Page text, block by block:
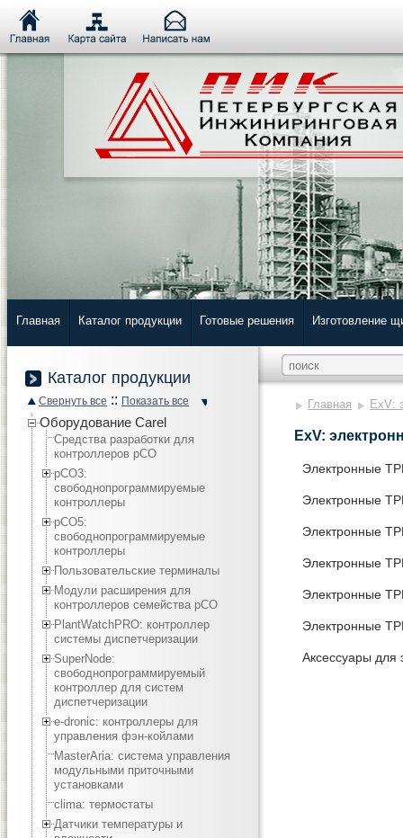
Главная Каталог продукции Готовые решения Изготовление
Каталог продукции
Свернуть все :: Показать все
Оборудование Carel
Средства разработки для
контроллеров pCO
pCO3:
cвободнопрограммируемые
контроллеры
pCO5:
cвободнопрограммируемые
контроллеры
Пользовательские терминалы
Модули расширения для
контроллеров семейства pCO
PlantWatchPRO: контроллер
системы диспетчеризации
SuperNode:
свободнопрограммируемый
контроллер для систем
диспетчеризации
e-dronic: контроллеры для
управления фэн-койлами
MasterAria: система управления
модульными приточными
установками
clima: термостаты
Датчики температуры и
Главная ExV:
ExV:
Электронные
Электронные
Электронные
Электронные
Электронные
Электронные
Аксессуары для